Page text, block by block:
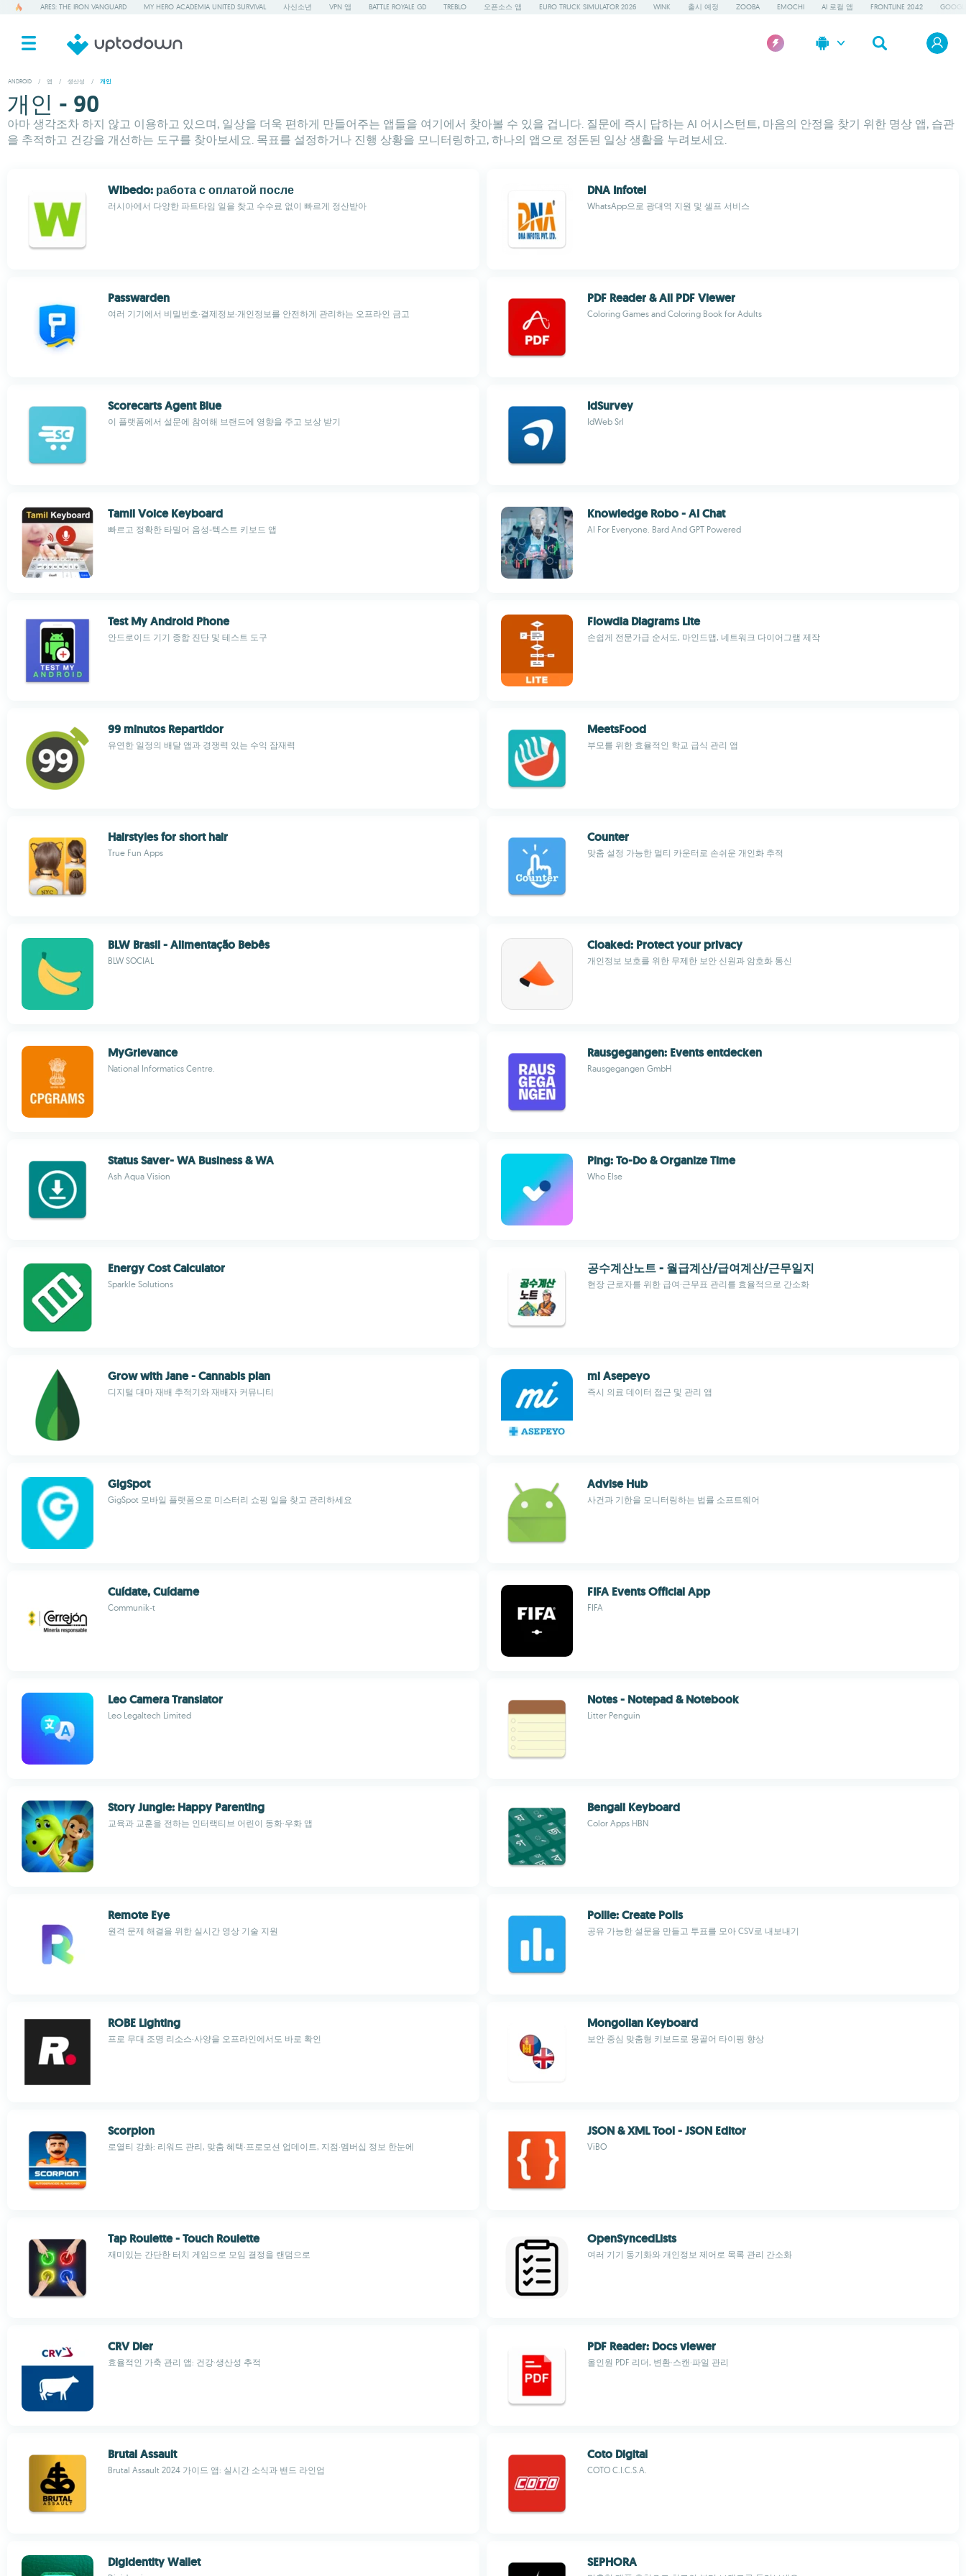
ARES: THE IRON VANGUARD MY HERO ACADEMIA UNITED SURVIVAL 사신소년 VPN 앱 BATTLE ROYALE GD TREBLO 오픈소스 앱 EURO TRUCK SIMULATOR 2026 WINK 출시 예정 ZOOBA EMOCHI AI 로컬 앱 FRONTLINE 2042
ANDROID / 앱 / 생산성 / 개인
개인 - 90
아마 생각조차 하지 않고 이용하고 있으며, 일상을 더욱 편하게 만들어주는 앱들을 여기에서 찾아볼 수 있을 겁니다. 질문에 즉시 답하는 AI 어시스턴트, 마음의 안정을 찾기 위한 명상 앱, 습관
을 추적하고 건강을 개선하는 도구를 찾아보세요. 목표를 설정하거나 진행 상황을 모니터링하고, 하나의 앱으로 정돈된 일상 생활을 누려보세요.
Wibedo: работа с оплатой после
러시아에서 다양한 파트타임 일을 찾고 수수료 없이 빠르게 정산받아
DNA Infotel
WhatsApp으로 광대역 지원 및 셀프 서비스
Passwarden
여러 기기에서 비밀번호·결제정보·개인정보를 안전하게 관리하는 오프라인 금고
PDF Reader & All PDF Viewer
Coloring Games and Coloring Book for Adults
Scorecarts Agent Blue
이 플랫폼에서 설문에 참여해 브랜드에 영향을 주고 보상 받기
IdSurvey
IdWeb Srl
Tamil Voice Keyboard
빠르고 정확한 타밀어 음성-텍스트 키보드 앱
Knowledge Robo - AI Chat
AI For Everyone. Bard And GPT Powered
Test My Android Phone
안드로이드 기기 종합 진단 및 테스트 도구
Flowdia Diagrams Lite
손쉽게 전문가급 순서도, 마인드맵, 네트워크 다이어그램 제작
99 minutos Repartidor
유연한 일정의 배달 앱과 경쟁력 있는 수익 잠재력
MeetsFood
부모를 위한 효율적인 학교 급식 관리 앱
Hairstyles for short hair
True Fun Apps
Counter
맞춤 설정 가능한 멀티 카운터로 손쉬운 개인화 추적
BLW Brasil - Alimentação Bebês
BLW SOCIAL
Cloaked: Protect your privacy
개인정보 보호를 위한 무제한 보안 신원과 암호화 통신
MyGrievance
National Informatics Centre.
Rausgegangen: Events entdecken
Rausgegangen GmbH
Status Saver- WA Business & WA
Ash Aqua Vision
Ping: To-Do & Organize Time
Who Else
Energy Cost Calculator
Sparkle Solutions
공수계산노트 - 월급계산/급여계산/근무일지
현장 근로자를 위한 급여·근무표 관리를 효율적으로 간소화
Grow with Jane - Cannabis plan
디지털 대마 재배 추적기와 재배자 커뮤니티
mi Asepeyo
즉시 의료 데이터 접근 및 관리 앱
GigSpot
GigSpot 모바일 플랫폼으로 미스터리 쇼핑 일을 찾고 관리하세요
Advise Hub
사건과 기한을 모니터링하는 법률 소프트웨어
Cuídate, Cuídame
Communik-t
FIFA Events Official App
FIFA
Leo Camera Translator
Leo Legaltech Limited
Notes - Notepad & Notebook
Litter Penguin
Story Jungle: Happy Parenting
교육과 교훈을 전하는 인터랙티브 어린이 동화·우화 앱
Bengali Keyboard
Color Apps HBN
Remote Eye
원격 문제 해결을 위한 실시간 영상 기술 지원
Pollie: Create Polls
공유 가능한 설문을 만들고 투표를 모아 CSV로 내보내기
ROBE Lighting
프로 무대 조명 리소스·사양을 오프라인에서도 바로 확인
Mongolian Keyboard
보안 중심 맞춤형 키보드로 몽골어 타이핑 향상
Scorpion
로열티 강화: 리워드 관리, 맞춤 혜택·프로모션 업데이트, 지점·멤버십 정보 한눈에
JSON & XML Tool - JSON Editor
ViBO
Tap Roulette - Touch Roulette
재미있는 간단한 터치 게임으로 모임 결정을 랜덤으로
OpenSyncedLists
여러 기기 동기화와 개인정보 제어로 목록 관리 간소화
CRV Dier
효율적인 가축 관리 앱: 건강·생산성 추적
PDF Reader: Docs viewer
올인원 PDF 리더, 변환·스캔·파일 관리
Brutal Assault
Brutal Assault 2024 가이드 앱: 실시간 소식과 밴드 라인업
Coto Digital
COTO C.I.C.S.A.
Digidentity Wallet SEPHORA